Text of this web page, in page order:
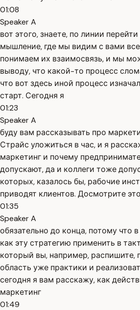
01:08
Speaker A
вот этого, знаете, по линии
мышление, где мы видим с вами
понимаем их взаимосвязь, и мы
выводу, что какой-то процесс
что вот здесь иной процесс
старт. Сегодня я
01:23
Speaker A
буду вам рассказывать про
Страйс уложиться в час, и я
маркетинг и почему
допускают, да и коллеги тоже
которых, казалось бы, рабочие
приводят клиентов. Досмотрите
01:35
Speaker A
обязательно до конца, потому что
как эту стратегию применить в
который вы, например, распишите,
область уже практики и
сегодня я вам расскажу, как
маркетинг
01:49